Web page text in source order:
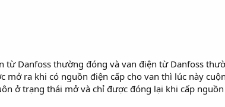
từ Danfoss thường đóng và van điện từ Danfoss
mở ra khi có nguồn điện cấp cho van thì lúc này
ở trạng thái mở và chỉ được đóng lại khi cấp